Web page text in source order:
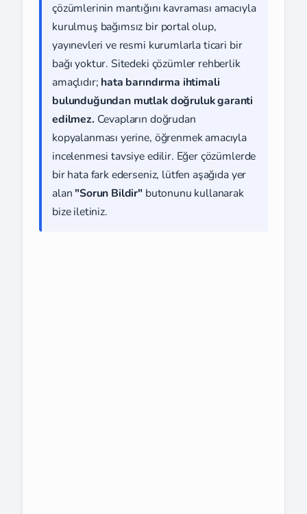
çözümlerinin mantığını kavraması amacıyla
kurulmuş bağımsız bir portal olup,
yayınevleri ve resmi kurumlarla ticari bir
bağı yoktur. Sitedeki çözümler rehberlik
amaçlıdır; hata barındırma ihtimali
bulunduğundan mutlak doğruluk garanti
edilmez. Cevapların doğrudan
kopyalanması yerine, öğrenmek amacıyla
incelenmesi tavsiye edilir. Eğer çözümlerde
bir hata fark ederseniz, lütfen aşağıda yer
alan "Sorun Bildir" butonunu kullanarak
bize iletiniz.